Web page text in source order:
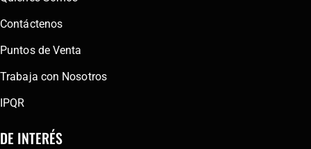
Contáctenos
Puntos de Venta
Trabaja con Nosotros
IPQR
DE INTERÉS